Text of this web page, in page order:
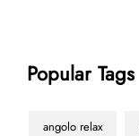
Popular Tags
angolo relax